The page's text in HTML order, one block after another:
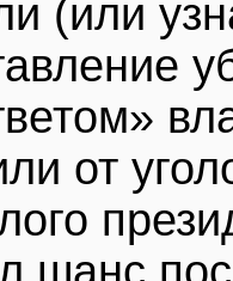
(или
от